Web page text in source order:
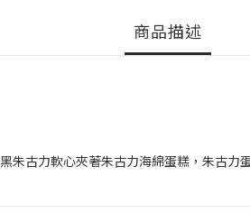
商品描述
朱古力軟心夾著朱古力海綿蛋糕，朱古力